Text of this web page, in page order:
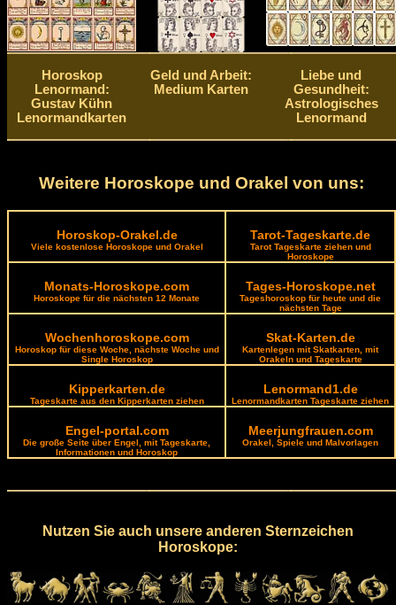
Horoskop
Lenormand:
Gustav Kühn
Lenormandkarten
Geld und Arbeit:
Medium Karten
Liebe und
Gesundheit:
Astrologisches
Lenormand
Weitere Horoskope und Orakel von uns:
Horoskop-Orakel.de
Viele kostenlose Horoskope und Orakel
Tarot-Tageskarte.de
Tarot Tageskarte ziehen und
Horoskope
Monats-Horoskope.com
Horoskope für die nächsten 12 Monate
Tages-Horoskope.net
Tageshoroskop für heute und die
nächsten Tage
Wochenhoroskope.com
Horoskop für diese Woche, nächste Woche und
Single Horoskop
Skat-Karten.de
Kartenlegen mit Skatkarten, mit
Orakeln und Tageskarte
Kipperkarten.de
Tageskarte aus den Kipperkarten ziehen
Lenormand1.de
Lenormandkarten Tageskarte ziehen
Engel-portal.com
Die große Seite über Engel, mit Tageskarte,
Informationen und Horoskop
Meerjungfrauen.com
Orakel, Spiele und Malvorlagen
Nutzen Sie auch unsere anderen Sternzeichen
Horoskope: